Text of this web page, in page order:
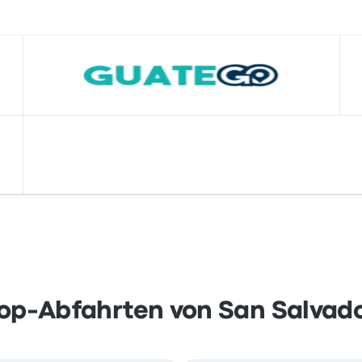
Abfahrten von San